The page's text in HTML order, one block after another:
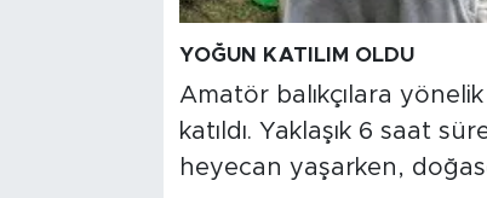
YOĞUN KATILIM OLDU
Amatör balıkçılara
katıldı. Yaklaşık 6 saat
heyecan yaşarken,